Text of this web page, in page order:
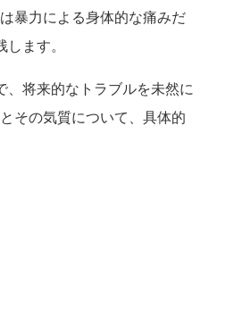
暴力による身体的な痛みだ
ます。
、将来的なトラブルを未然に
その気質について、具体的